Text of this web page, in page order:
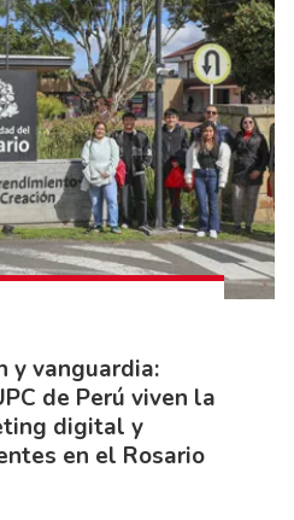
y vanguardia:
de Perú viven la
digital y
en el Rosario